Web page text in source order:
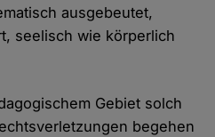
ausgebeutet,
seelisch wie körperlich
Gebiet solch
begehen